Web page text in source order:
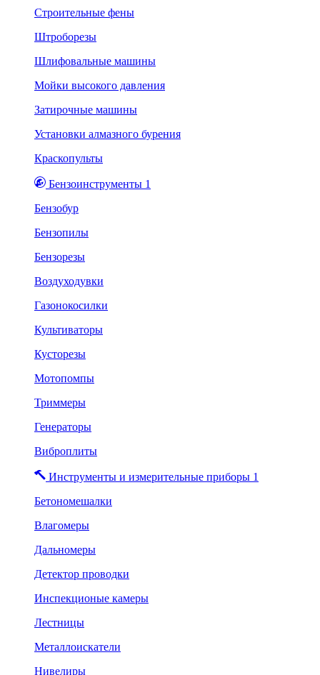
Строительные фены
Штроборезы
Шлифовальные машины
Мойки высокого давления
Затирочные машины
Установки алмазного бурения
Краскопульты
Бензоинструменты 1
Бензобур
Бензопилы
Бензорезы
Воздуходувки
Газонокосилки
Культиваторы
Кусторезы
Мотопомпы
Триммеры
Генераторы
Виброплиты
Инструменты и измерительные приборы 1
Бетономешалки
Влагомеры
Дальномеры
Детектор проводки
Инспекционые камеры
Лестницы
Металлоискатели
Нивелиры